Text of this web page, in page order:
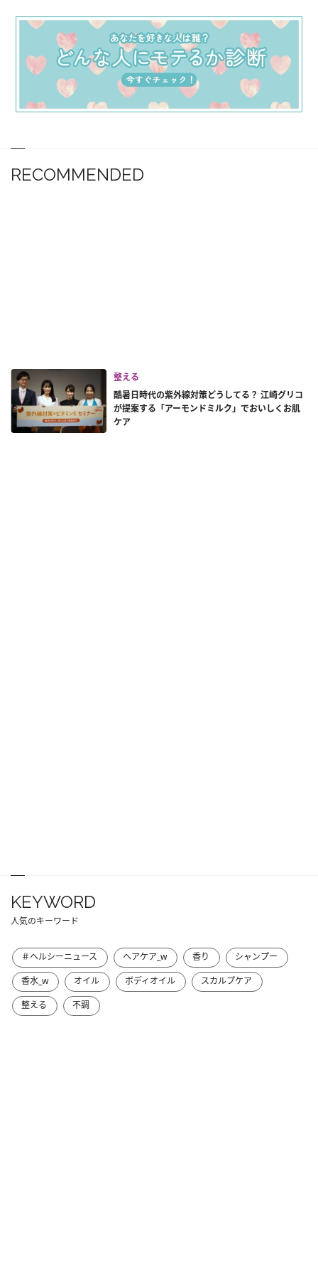
RECOMMENDED
整える
酷暑日時代の紫外線対策どうしてる？ 江崎グリコ
が提案する「アーモンドミルク」でおいしくお肌
ケア
KEYWORD
人気のキーワード
＃ヘルシーニュース ヘアケア_w 香り
シャンプー
香水_w
オイル ボディオイル
スカルプケア
整える
不調